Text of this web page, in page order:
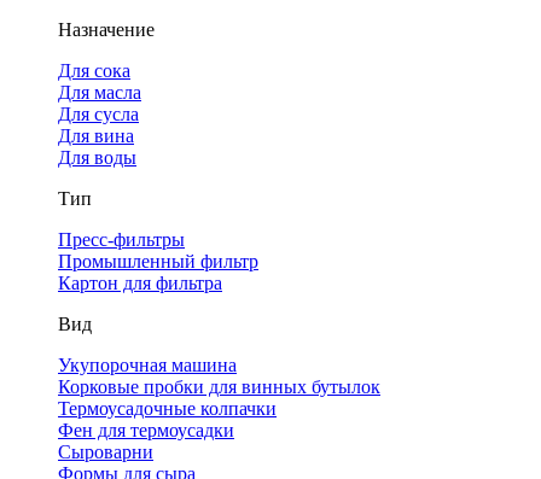
Назначение
Для сока
Для масла
Для сусла
Для вина
Для воды
Тип
Пресс-фильтры
Промышленный фильтр
Картон для фильтра
Вид
Укупорочная машина
Корковые пробки для винных бутылок
Термоусадочные колпачки
Фен для термоусадки
Сыроварни
Формы для сыра